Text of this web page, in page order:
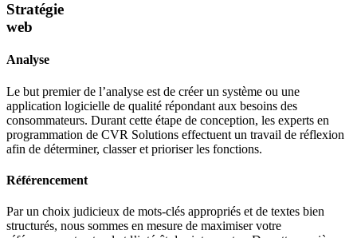
Stratégie
web
Analyse
Le but premier de l’analyse est de créer un système ou une
application logicielle de qualité répondant aux besoins des
consommateurs. Durant cette étape de conception, les experts en
programmation de CVR Solutions effectuent un travail de réflexion
afin de déterminer, classer et prioriser les fonctions.
Référencement
Par un choix judicieux de mots-clés appropriés et de textes bien
structurés, nous sommes en mesure de maximiser votre